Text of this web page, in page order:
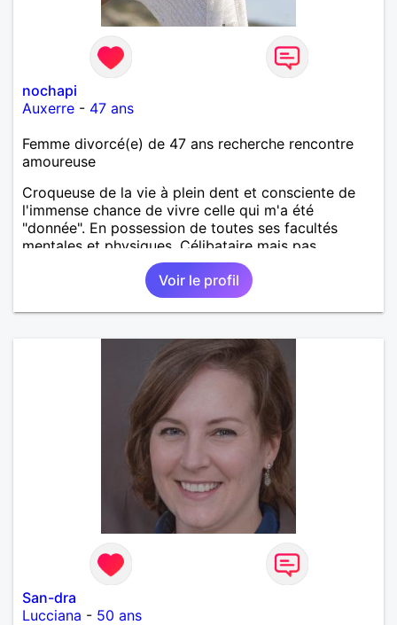
nochapi
Auxerre - 47 ans
Femme divorcé(e) de 47 ans recherche rencontre
amoureuse
Croqueuse de la vie à plein dent et consciente de
l'immense chance de vivre celle qui m'a été
"donnée". En possession de toutes ses facultés
mentales et physiques. Célibataire mais pas
solitaire, je mène une vie bien remplie. Je ne suis
pas sur ce site par dépit, ni en tant que
représentatrice de la Femme Divorcée Mal dans sa
peau. A bientôt.
Voir le profil
San-dra
Lucciana - 50 ans